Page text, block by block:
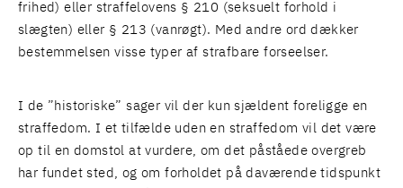
frihed) eller straffelovens § 210 (seksuelt forhold i
slægten) eller § 213 (vanrøgt). Med andre ord dækker
bestemmelsen visse typer af strafbare forseelser.
I de ”historiske” sager vil der kun sjældent foreligge en
straffedom. I et tilfælde uden en straffedom vil det være
op til en domstol at vurdere, om det påståede overgreb
har fundet sted, og om forholdet på daværende tidspunkt